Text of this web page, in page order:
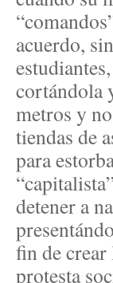
acuerdo,
cortándola
metros y
tiendas de
para
detener a
fin de
protesta